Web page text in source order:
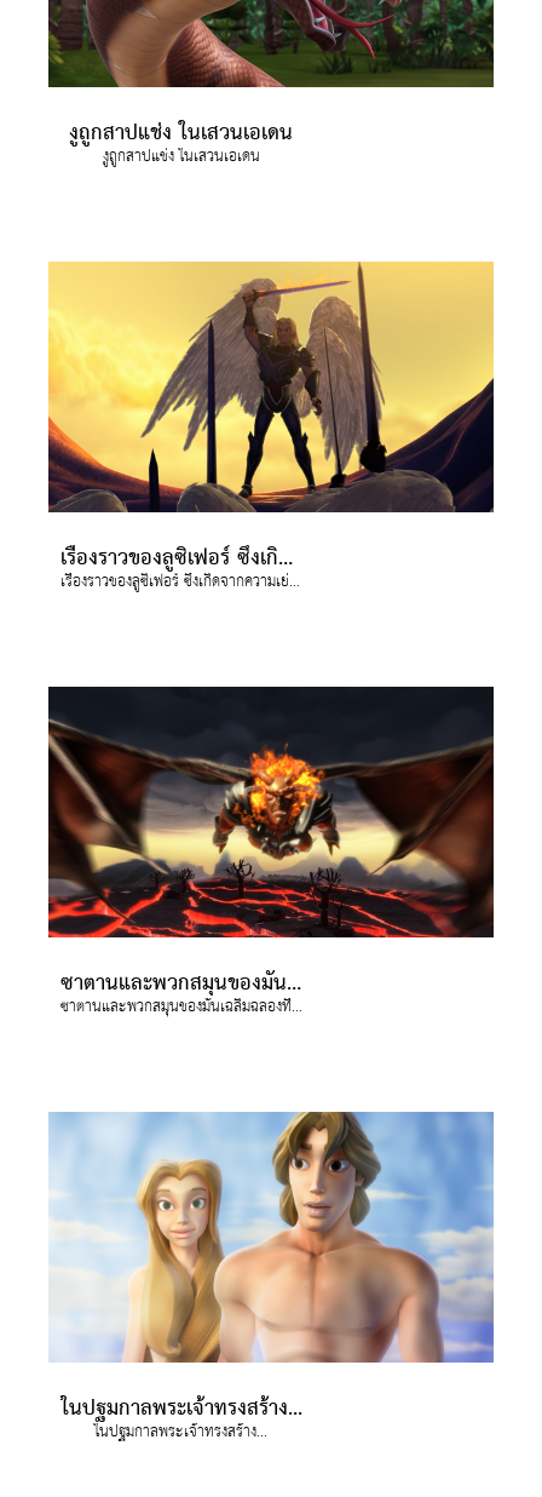
งูถูกสาปแช่ง ในเสวนเอเดน
งูถูกสาปแช่ง ในเสวนเอเดน
เรื่องราวของลูซิเฟอร์ ซึ่งเกิดจากความเย่อหยิ่ง ทำให้เขาก่อการกบฏในสวรรค์
เรื่องราวของลูซิเฟอร์ ซึ่งเกิดจากความเย่อหยิ่ง ทำให้เขาก่อการกบฏในสวรรค์
ซาตานและพวกสมุนของมันเฉลิมฉลองที่อาดัมและเอวาล้มลงในความบาปในสวนเอเดน
ซาตานและพวกสมุนของมันเฉลิมฉลองที่อาดัมและเอวาล้มลงในความบาปในสวนเอเดน
ในปฐมกาลพระเจ้าทรงสร้าง...
ในปฐมกาลพระเจ้าทรงสร้าง...